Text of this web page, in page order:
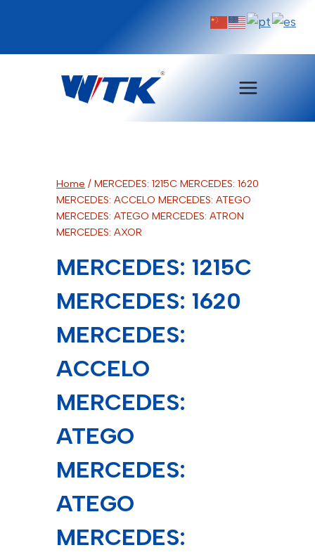
Home / MERCEDES: 1215C MERCEDES: 1620
MERCEDES: ACCELO MERCEDES: ATEGO
MERCEDES: ATEGO MERCEDES: ATRON
MERCEDES: AXOR
MERCEDES: 1215C
MERCEDES: 1620
MERCEDES:
ACCELO
MERCEDES:
ATEGO
MERCEDES:
ATEGO
MERCEDES: